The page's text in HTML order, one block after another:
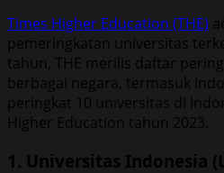
Times Higher Education (THE)
pemeringkatan universitas
tahun, THE merilis daftar
berbagai negara, termasuk
peringkat 10 universitas di
Higher Education tahun 2023.
1. Universitas Indonesia